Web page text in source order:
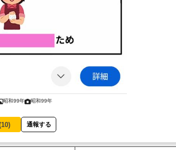
昭和99年 昭和99年
10) 通報する